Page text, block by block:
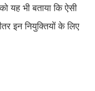
यह भी बताया कि ऐसी
इन नियुक्तियों के लिए